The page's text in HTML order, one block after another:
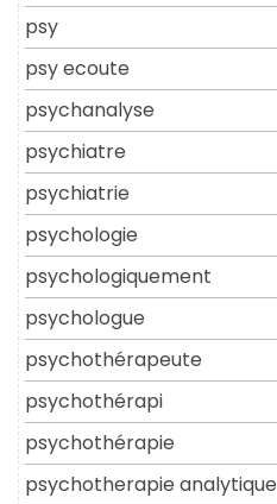
psy
psy ecoute
psychanalyse
psychiatre
psychiatrie
psychologie
psychologiquement
psychologue
psychothérapeute
psychothérapi
psychothérapie
psychotherapie analytique